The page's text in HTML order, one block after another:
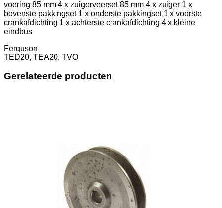
voering 85 mm 4 x zuigerveerset 85 mm 4 x zuiger 1 x
bovenste pakkingset 1 x onderste pakkingset 1 x voorste
crankafdichting 1 x achterste crankafdichting 4 x kleine
eindbus
Ferguson
TED20, TEA20, TVO
Gerelateerde producten